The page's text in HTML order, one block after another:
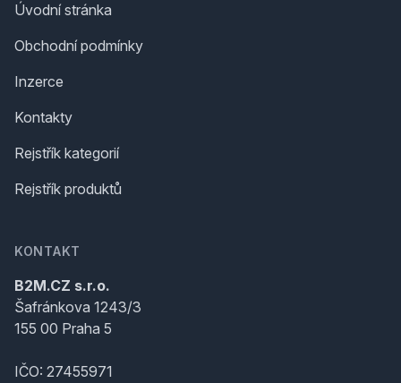
Úvodní stránka
Obchodní podmínky
Inzerce
Kontakty
Rejstřík kategorií
Rejstřík produktů
KONTAKT
B2M.CZ s.r.o.
Šafránkova 1243/3
155 00 Praha 5
IČO: 27455971